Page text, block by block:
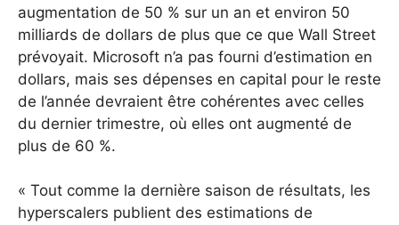
augmentation de 50 % sur un an et environ 50
milliards de dollars de plus que ce que Wall Street
prévoyait. Microsoft n’a pas fourni d’estimation en
dollars, mais ses dépenses en capital pour le reste
de l’année devraient être cohérentes avec celles
du dernier trimestre, où elles ont augmenté de
plus de 60 %.
« Tout comme la dernière saison de résultats, les
hyperscalers publient des estimations de